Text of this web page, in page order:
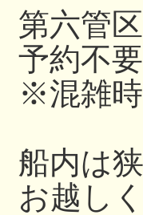
第六管
予約不
※混雑
船内は
お越し